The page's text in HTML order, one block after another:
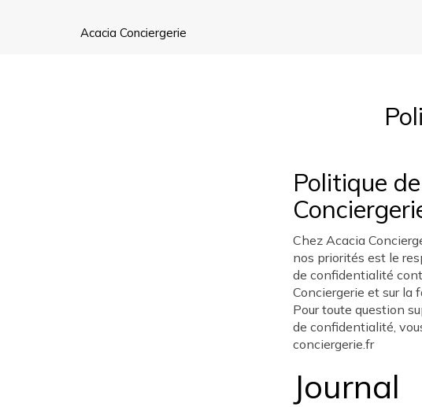
Acacia Conciergerie
Politique
Chez Acacia
nos priorités est le
de confidentialité
Conciergerie et sur la
Pour toute question
de confidentialité,
conciergerie.fr
Journal